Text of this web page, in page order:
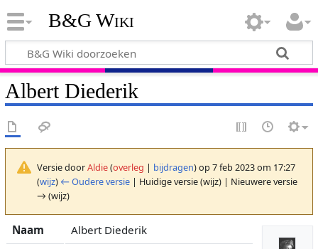
B&G Wiki
Albert Diederik
Versie doorAldie(overleg | bijdragen)op 7 feb 2023 om 17:27
(wijz) ← Oudere versie| Huidige versie (wijz) | Nieuwere versie
→ (wijz)
Naam Albert Diederik